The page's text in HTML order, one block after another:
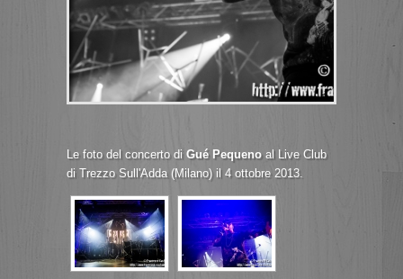
Le foto del concerto di Gué Pequenoal Live Club
di Trezzo Sull'Adda (Milano) il 4 ottobre 2013.